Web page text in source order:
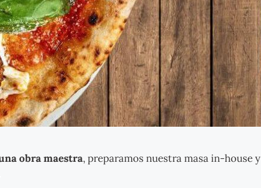
obra maestra, preparamos nuestra masa in-house y